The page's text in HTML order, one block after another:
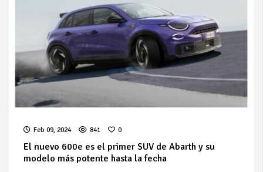
Feb 09, 2024 841 0
El nuevo 600e es el primer SUV de Abarth y su
modelo más potente hasta la fecha